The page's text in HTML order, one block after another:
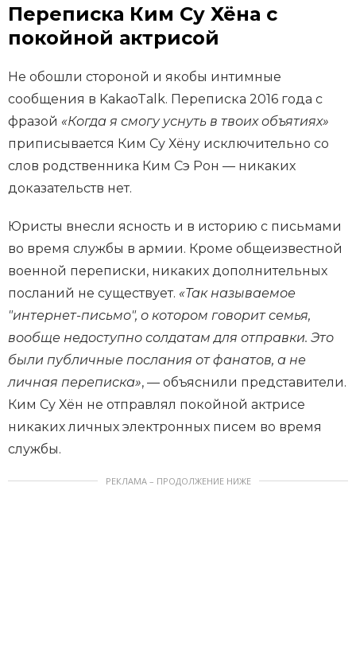
Переписка Ким Су Хёна с
покойной актрисой
Не обошли стороной и якобы интимные
сообщения в KakaoTalk. Переписка 2016 года с
фразой «Когда я смогу уснуть в твоих объятиях»
приписывается Ким Су Хёну исключительно со
слов родственника Ким Сэ Рон — никаких
доказательств нет.
Юристы внесли ясность и в историю с письмами
во время службы в армии. Кроме общеизвестной
военной переписки, никаких дополнительных
посланий не существует. «Так называемое
"интернет-письмо", о котором говорит семья,
вообще недоступно солдатам для отправки. Это
были публичные послания от фанатов, а не
личная переписка», — объяснили представители.
Ким Су Хён не отправлял покойной актрисе
никаких личных электронных писем во время
службы.
РЕКЛАМА – ПРОДОЛЖЕНИЕ НИЖЕ